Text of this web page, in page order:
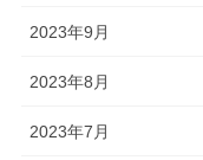
2023年9月
2023年8月
2023年7月